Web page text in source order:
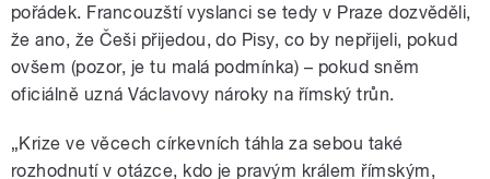
pořádek. Francouzští vyslanci se tedy v Praze dozvěděli,
že ano, že Češi přijedou, do Pisy, co by nepřijeli, pokud
ovšem (pozor, je tu malá podmínka) – pokud sněm
oficiálně uzná Václavovy nároky na římský trůn.
„Krize ve věcech církevních táhla za sebou také
rozhodnutí v otázce, kdo je pravým králem římským,